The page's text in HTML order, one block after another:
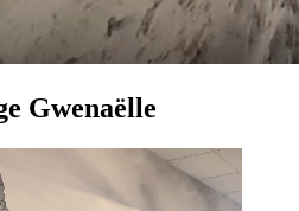
Gwenaëlle